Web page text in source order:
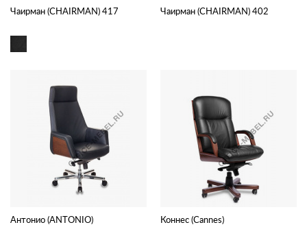
Чаирман (CHAIRMAN) 417 Чаирман (CHAIRMAN) 402
Антонио (ANTONIO) Коннес (Cannes)